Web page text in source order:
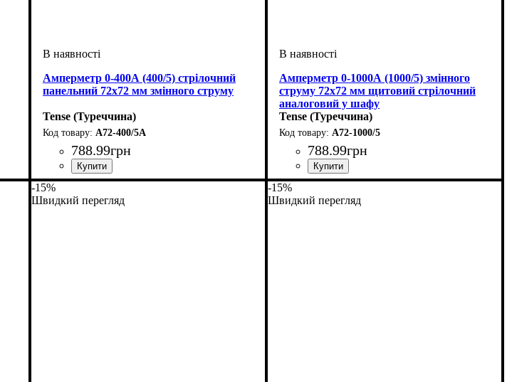
Амперметр 0-400А (400/5) стрілочний
панельний 72х72 мм змінного струму
Tense (Туреччина)
A72-400/5A
788.99грн
Амперметр 0-1000А (1000/5) змінного
струму 72х72 мм щитовий стрілочний
аналоговий у шафу
Tense (Туреччина)
A72-1000/5
788.99грн
-15%
Швидкий перегляд
-15%
Швидкий перегляд